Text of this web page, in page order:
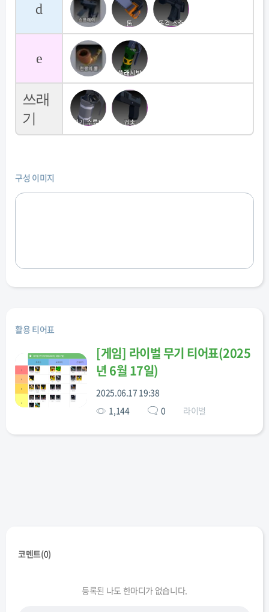
d
e
쓰래
기
구성 이미지
활용 티어표
[게임] 라이벌 무기 티어표(2025
년 6월 17일)
2025.06.17 19:38
1,144
0 라이벌
코멘트(0)
등록된 나도 한마디가 없습니다.